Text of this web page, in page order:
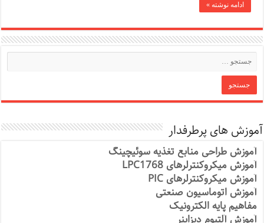
ادامه نوشته »
آموزش های پرطرفدار
آموزش طراحی منابع تغذیه سوئیچینگ
آموزش میکروکنترلرهای LPC1768
آموزش میکروکنترلرهای PIC
آموزش اتوماسیون صنعتی
مفاهیم پایه الکترونیک